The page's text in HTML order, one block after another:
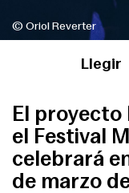
© Oriol Reverter
Llegir
El proyecto
el Festival
celebrará
de marzo